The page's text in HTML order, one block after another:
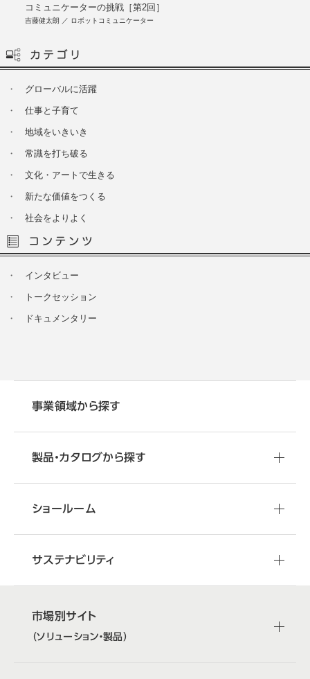
コミュニケーターの挑戦［第2回］
吉藤健太朗 ／ ロボットコミュニケーター
・ グローバルに活躍
・ 仕事と子育て
・ 地域をいきいき
・ 常識を打ち破る
・ 文化・アートで生きる
・ 新たな価値をつくる
・ 社会をよりよく
・ インタビュー
・ トークセッション
・ ドキュメンタリー
事業領域から探す
製品・カタログから探す
ショールーム
サステナビリティ
市場別サイト
（ソリューション・製品）